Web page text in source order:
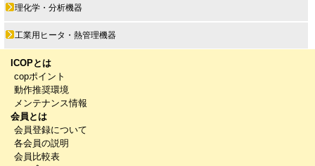
理化学・分析機器
工業用ヒータ・熱管理機器
ICOPとは
copポイント
動作推奨環境
メンテナンス情報
会員とは
会員登録について
各会員の説明
会員比較表